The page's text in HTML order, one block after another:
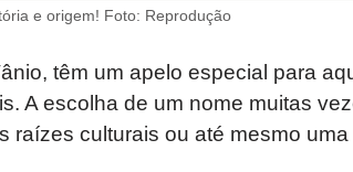
e origem! Foto: Reprodução
têm um apelo especial para
A escolha de um nome muitas
raízes culturais ou até mesmo